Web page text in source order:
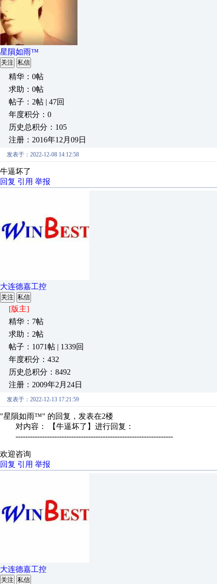
星隕如雨™
关注 私信
精华：0帖
求助：0帖
帖子：2帖 | 47回
年度积分：0
历史总积分：105
注册：2016年12月09日
发表于：2022-12-08 14:12:58
牛逼坏了
回复 引用 举报
大连德嘉工控
关注 私信
[版主]
精华：7帖
求助：2帖
帖子：1071帖 | 1339回
年度积分：432
历史总积分：8492
注册：2009年2月24日
发表于：2022-12-13 17:21:59
"星隕如雨™" 的回复，发表在2楼
对内容： 【牛逼坏了】进行回复：
-----------------------------------------------------------------
欢迎咨询
回复 引用 举报
大连德嘉工控
关注 私信